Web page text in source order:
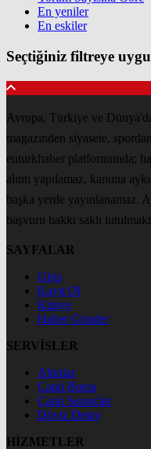
En yeniler
En eskiler
Seçtiğiniz filtreye
Avrupa, Türkiye ve
magazinden siyasete,
euturkhaber platformunda;
alıntı yapılamaz, kanuna
başka yerde yayınlanamaz.
başvuru hakkı saklı
SAYFALAR
Giriş
Kayıt Ol
Künye
Haber Gönder
SERVİSLER
Altınlar
Canlı Borsa
Canlı Sonuçlar
Döviz Detay
HİZMETLER